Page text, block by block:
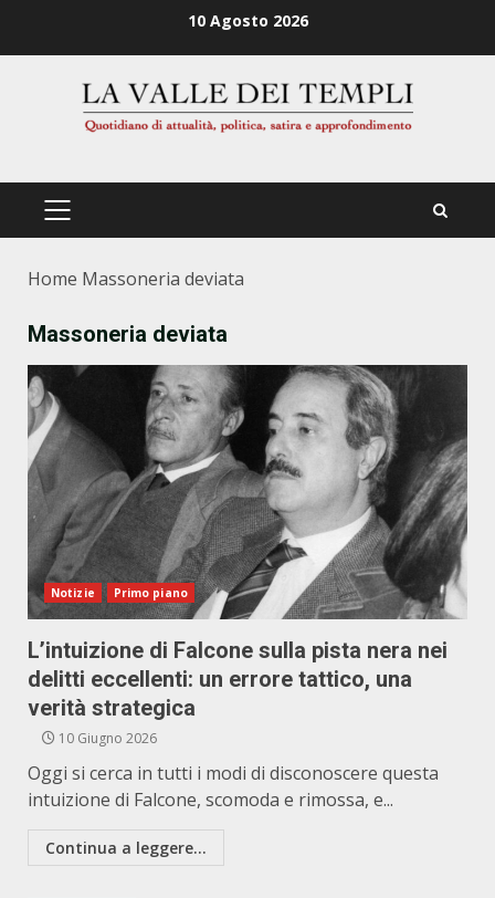
10 Agosto 2026
PRIMÄRES
Home Massoneria deviata
Massoneria deviata
Notizie Primo piano
L’intuizione di Falcone sulla pista nera nei
delitti eccellenti: un errore tattico, una
verità strategica
10 Giugno 2026
Oggi si cerca in tutti i modi di disconoscere questa
intuizione di Falcone, scomoda e rimossa, e...
Continua a leggere...